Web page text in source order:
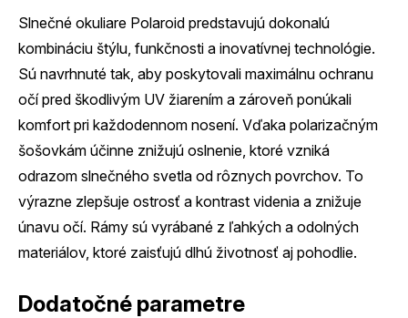
Slnečné okuliare Polaroid predstavujú dokonalú
kombináciu štýlu, funkčnosti a inovatívnej technológie.
Sú navrhnuté tak, aby poskytovali maximálnu ochranu
očí pred škodlivým UV žiarením a zároveň ponúkali
komfort pri každodennom nosení. Vďaka polarizačným
šošovkám účinne znižujú oslnenie, ktoré vzniká
odrazom slnečného svetla od rôznych povrchov. To
výrazne zlepšuje ostrosť a kontrast videnia a znižuje
únavu očí. Rámy sú vyrábané z ľahkých a odolných
materiálov, ktoré zaisťujú dlhú životnosť aj pohodlie.
Dodatočné parametre